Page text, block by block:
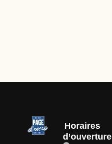
Horaires
d’ouverture